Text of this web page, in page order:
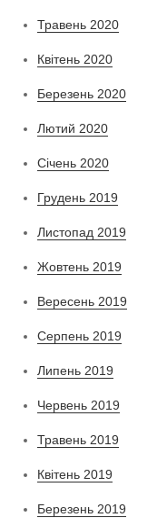
Травень 2020
Квітень 2020
Березень 2020
Лютий 2020
Січень 2020
Грудень 2019
Листопад 2019
Жовтень 2019
Вересень 2019
Серпень 2019
Липень 2019
Червень 2019
Травень 2019
Квітень 2019
Березень 2019